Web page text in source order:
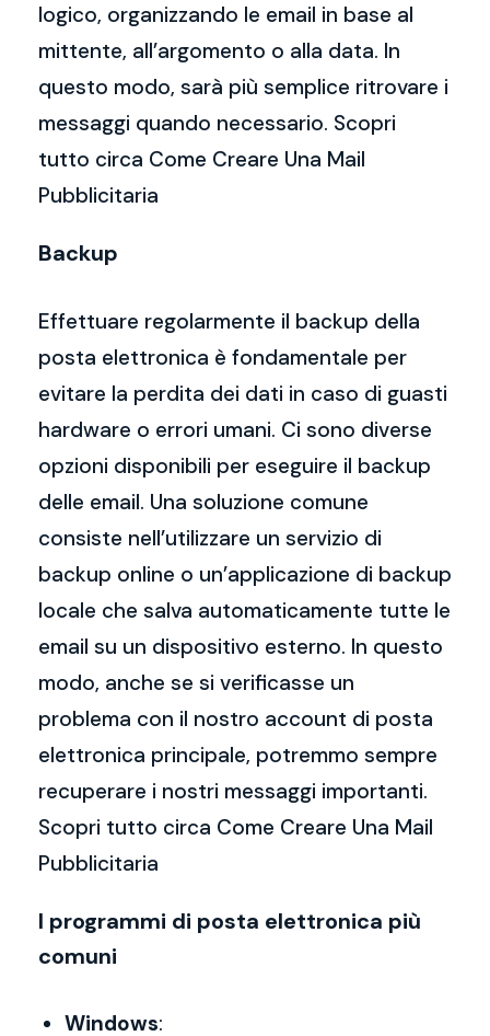
logico, organizzando le email in base al
mittente, all’argomento o alla data. In
questo modo, sarà più semplice ritrovare i
messaggi quando necessario. Scopri
tutto circa Come Creare Una Mail
Pubblicitaria
Backup
Effettuare regolarmente il backup della
posta elettronica è fondamentale per
evitare la perdita dei dati in caso di guasti
hardware o errori umani. Ci sono diverse
opzioni disponibili per eseguire il backup
delle email. Una soluzione comune
consiste nell’utilizzare un servizio di
backup online o un’applicazione di backup
locale che salva automaticamente tutte le
email su un dispositivo esterno. In questo
modo, anche se si verificasse un
problema con il nostro account di posta
elettronica principale, potremmo sempre
recuperare i nostri messaggi importanti.
Scopri tutto circa Come Creare Una Mail
Pubblicitaria
I programmi di posta elettronica più
comuni
Windows: